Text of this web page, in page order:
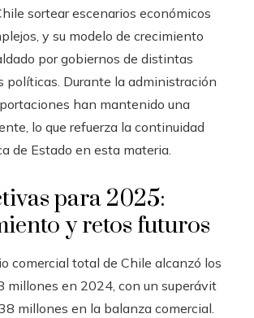
sortear escenarios económicos
y su modelo de crecimiento
por gobiernos de distintas
políticas. Durante la administración
han mantenido una
lo que refuerza la continuidad
de Estado en esta materia.
para 2025:
y retos futuros
comercial total de Chile alcanzó los
millones en 2024, con un superávit
millones en la balanza comercial.